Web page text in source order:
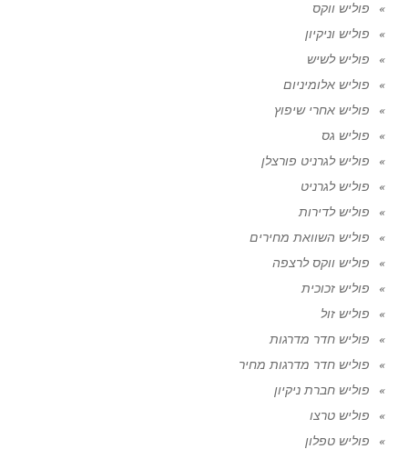
פוליש ווקס
פוליש וניקיון
פוליש לשיש
פוליש אלומיניום
פוליש אחרי שיפוץ
פוליש גס
פוליש לגרניט פורצלן
פוליש לגרניט
פוליש לדירות
פוליש השוואת מחירים
פוליש ווקס לרצפה
פוליש זכוכית
פוליש זול
פוליש חדר מדרגות
פוליש חדר מדרגות מחיר
פוליש חברת ניקיון
פוליש טרצו
פוליש טפלון